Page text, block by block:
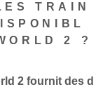
TRAIN
2 ?
2 fournit des d